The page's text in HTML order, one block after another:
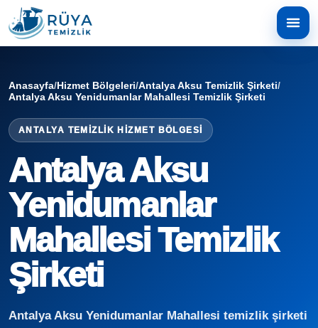
Anasayfa/Hizmet Bölgeleri/Antalya Aksu Temizlik Şirketi/
Antalya Aksu Yenidumanlar Mahallesi Temizlik Şirketi
ANTALYA TEMIZLIK HIZMET BÖLGESI
Antalya Aksu
Yenidumanlar
Mahallesi Temizlik
Şirketi
Antalya Aksu Yenidumanlar Mahallesi temizlik şirketi